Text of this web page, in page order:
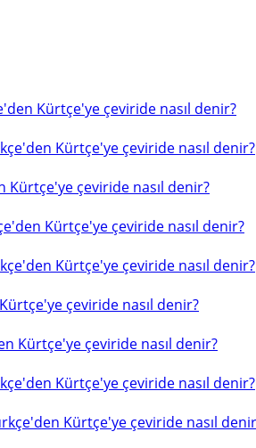
Kürtçe'ye çeviride nasıl denir?
Kürtçe'ye çeviride nasıl denir?
Kürtçe'ye çeviride nasıl denir?
Kürtçe'ye çeviride nasıl denir?
Kürtçe'ye çeviride nasıl denir?
çeviride nasıl denir?
Kürtçe'ye çeviride nasıl denir?
Kürtçe'ye çeviride nasıl denir?
Kürtçe'ye çeviride nasıl